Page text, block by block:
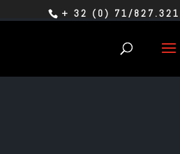
+ 32 (0) 71/827.321